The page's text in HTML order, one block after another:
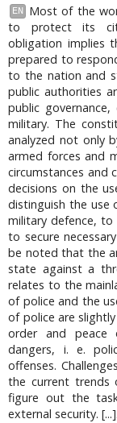
EN
Most of the
to protect its
obligation implies
prepared to
to the nation and
public authorities
public
military. The
analyzed not only
armed forces and
circumstances and
decisions on the
distinguish the use
military defence,
to secure
be noted that the
state against a
relates to the
of police and the
of police are
order and peace
dangers, i. e.
offenses.
the current trends
figure out the
external security. [...].